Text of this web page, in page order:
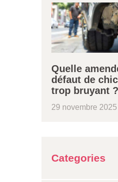
Quelle
défaut de
trop bruyant ?
29 novembre 2025
Categories